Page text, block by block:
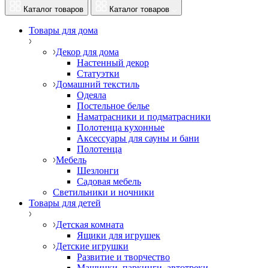
Каталог товаров Каталог товаров
Товары для дома
Декор для дома
Настенный декор
Статуэтки
Домашний текстиль
Одеяла
Постельное белье
Наматрасники и подматрасники
Полотенца кухонные
Аксессуары для сауны и бани
Полотенца
Мебель
Шезлонги
Садовая мебель
Светильники и ночники
Товары для детей
Детская комната
Ящики для игрушек
Детские игрушки
Развитие и творчество